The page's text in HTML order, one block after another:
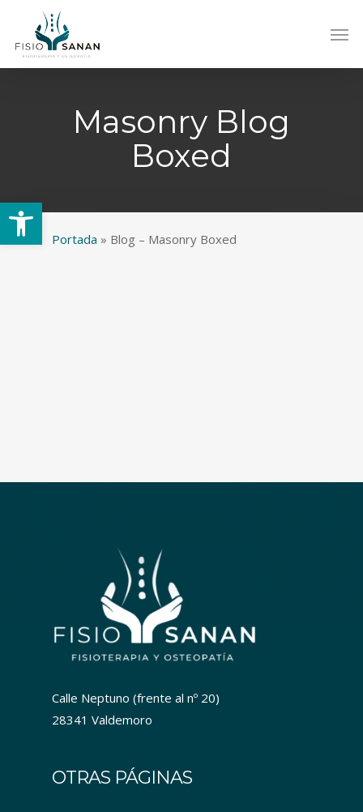
Abrir barra de herramientas
main
Masonry Blog
Boxed
Portada » Blog – Masonry Boxed
Calle Neptuno (frente al nº 20)
28341 Valdemoro
OTRAS PÁGINAS